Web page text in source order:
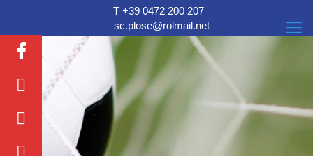
T +39 0472 200 207
sc.plose@rolmail.net